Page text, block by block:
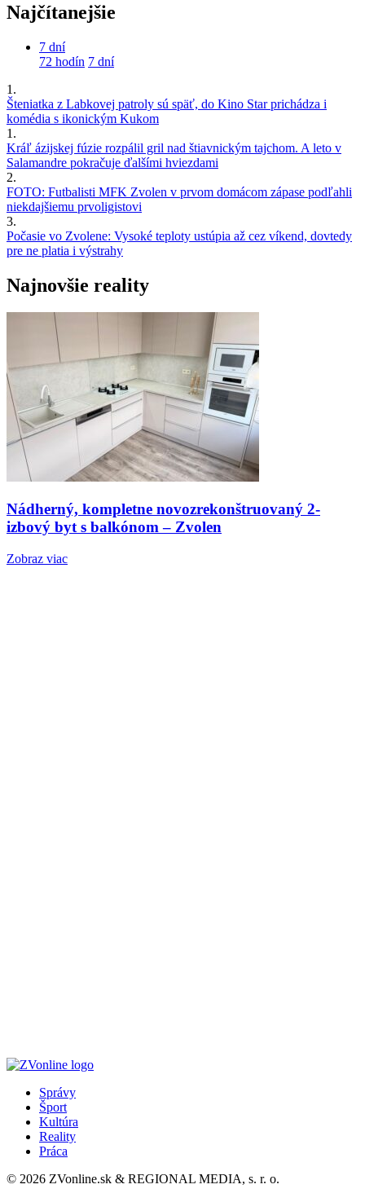
Najčítanejšie
7 dní
72 hodín 7 dní
1.
Šteniatka z Labkovej patroly sú späť, do Kino Star prichádza i
komédia s ikonickým Kukom
1.
Kráľ ázijskej fúzie rozpálil gril nad štiavnickým tajchom. A leto v
Salamandre pokračuje ďalšími hviezdami
2.
FOTO: Futbalisti MFK Zvolen v prvom domácom zápase podľahli
niekdajšiemu prvoligistovi
3.
Počasie vo Zvolene: Vysoké teploty ustúpia až cez víkend, dovtedy
pre ne platia i výstrahy
Najnovšie reality
Nádherný, kompletne novozrekonštruovaný 2-
izbový byt s balkónom – Zvolen
Zobraz viac
Správy
Šport
Kultúra
Reality
Práca
© 2026 ZVonline.sk & REGIONAL MEDIA, s. r. o.